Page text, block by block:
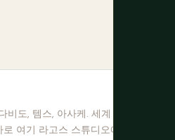
비도, 템스, 아사케. 세계 음악
여기 라고스 스튜디오에서